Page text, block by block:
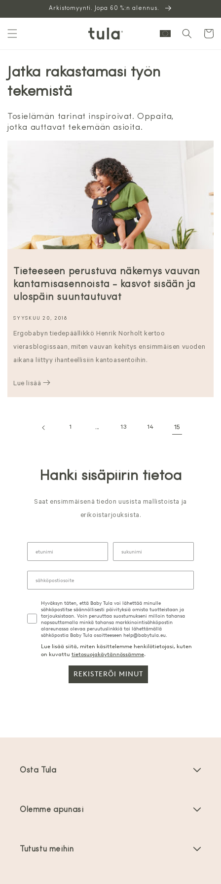
sisältöön
Arkistomyynti. Jopa 60 %:n alennus.
Jatka rakastamasi työn
tekemistä
Tosielämän tarinat inspiroivat. Oppaita,
jotka auttavat tekemään asioita.
Tieteeseen perustuva näkemys vauvan
kantamisasennoista - kasvot sisään ja
ulospäin suuntautuvat
SYYSKUU 20, 2018
Ergobabyn tiedepäällikkö Henrik Norholt kertoo
vierasblogissaan, miten vauvan kehitys ensimmäisen vuoden
aikana liittyy ihanteellisiin kantoasentoihin.
Lue lisää
1 ... 13 14 15
Hanki sisäpiirin tietoa
Saat ensimmäisenä tiedon uusista mallistoista ja
erikoistarjouksista.
Hyväksyn täten, että Baby Tula voi lähettää minulle
sähköpostitse säännöllisesti päivityksiä omista tuotteistaan ja
tarjouksistaan. Voin peruuttaa suostumukseni milloin tahansa
napsauttamalla minkä tahansa markkinointisähköpostin
alareunassa olevaa peruutuslinkkiä tai lähettämällä
sähköpostia Baby Tula osoitteeseen help@babytula.eu.
Lue lisää siitä, miten käsittelemme henkilötietojasi, kuten
on kuvattu tietosuojakäytännössämme.
REKISTERÖI MINUT
Osta Tula
Olemme apunasi
Tutustu meihin